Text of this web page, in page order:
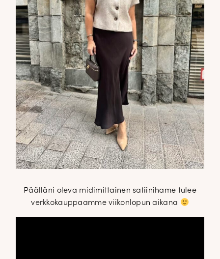
Päälläni oleva midimittainen satiinihame tulee
verkkokauppaamme viikonlopun aikana